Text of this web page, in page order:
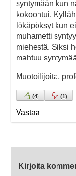
syntymään kun
kokoontui.
lökäpöksyt kun
muhametti
miehestä. Siksi
mahtuu
Muotoilijoita,
(4) (1)
Vastaa
Kirjoita